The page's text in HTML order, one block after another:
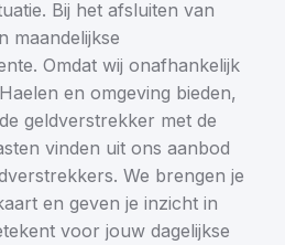
Bij het afsluiten van
maandelijkse
Omdat wij onafhankelijk
en omgeving bieden,
geldverstrekker met de
vinden uit ons aanbod
We brengen je
en geven je inzicht in
voor jouw dagelijkse